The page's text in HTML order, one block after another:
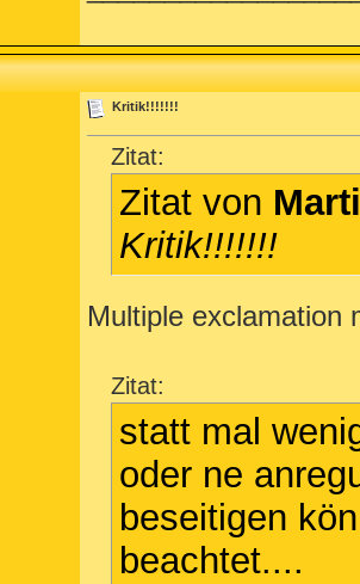
Kritik!!!!!!!
Zitat:
Zitat von
Kritik!!!!!!!
Multiple exclamation
Zitat:
statt mal
oder ne
beseitigen
beachtet....